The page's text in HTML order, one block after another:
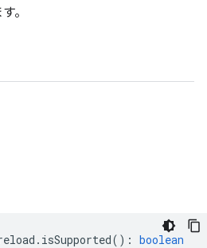
。
. isSupported() : boolean